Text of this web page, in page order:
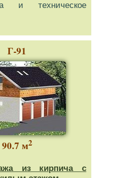
и техническое
Г-91
90.7 м2
из кирпича с